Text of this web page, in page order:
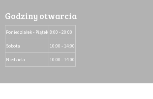
Godziny otwarcia
Poniedziałek - Piątek 8:00 - 20:00
Sobota 10:00 - 14:00
Niedziela 10:00 - 14:00